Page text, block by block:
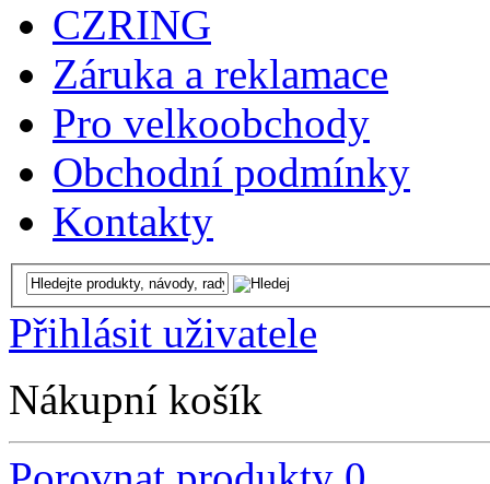
CZRING
Záruka a reklamace
Pro velkoobchody
Obchodní podmínky
Kontakty
Přihlásit uživatele
Nákupní košík